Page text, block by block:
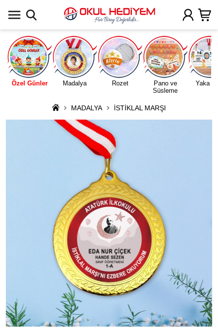
Özel Günler Madalya Rozet
Pano ve
Süsleme
Yaka
MADALYA İSTİKLAL MARŞI
Uygulamada Aç